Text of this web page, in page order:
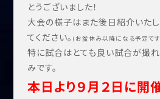
とうございました！
大会の様子はまた後日紹介いたし
てください。 (お盆休み以降になる予定で
特に試合はとても良い試合が撮
みです。
本日より９月２日に開